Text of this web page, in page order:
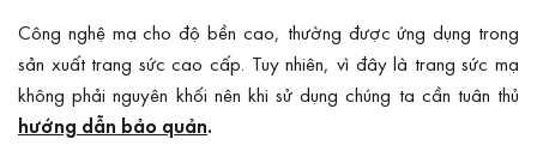
Công nghệ mạ cho độ bền cao, thường được ứng dụng trong
sản xuất trang sức cao cấp. Tuy nhiên, vì đây là trang sức mạ
không phải nguyên khối nên khi sử dụng chúng ta cần tuân thủ
hướng dẫn bảo quản.